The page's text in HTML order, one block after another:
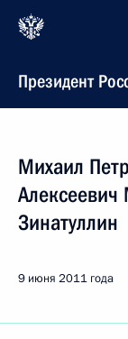
Президент
Михаил
Алексеевич
Зинатуллин
9 июня 2011 года